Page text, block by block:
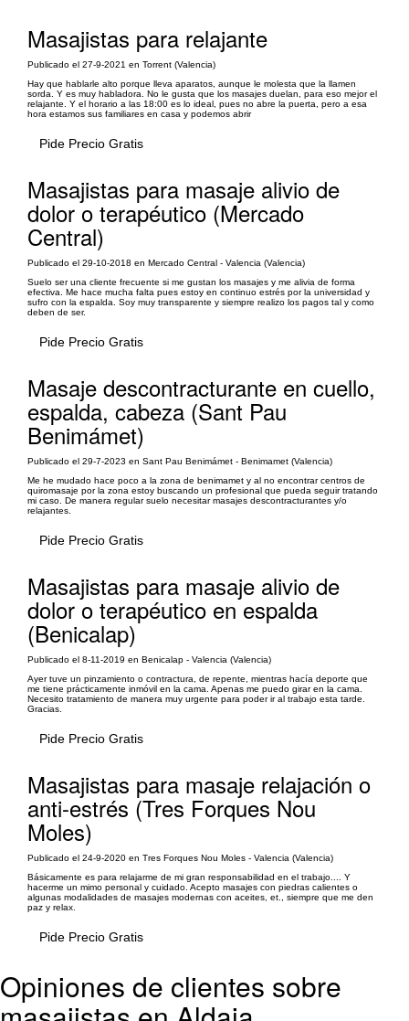
Masajistas para relajante
Publicado el 27-9-2021 en Torrent (Valencia)
Hay que hablarle alto porque lleva aparatos, aunque le molesta que la llamen
sorda. Y es muy habladora. No le gusta que los masajes duelan, para eso mejor el
relajante. Y el horario a las 18:00 es lo ideal, pues no abre la puerta, pero a esa
hora estamos sus familiares en casa y podemos abrir
Pide Precio Gratis
Masajistas para masaje alivio de
dolor o terapéutico (Mercado
Central)
Publicado el 29-10-2018 en Mercado Central - Valencia (Valencia)
Suelo ser una cliente frecuente si me gustan los masajes y me alivia de forma
efectiva. Me hace mucha falta pues estoy en continuo estrés por la universidad y
sufro con la espalda. Soy muy transparente y siempre realizo los pagos tal y como
deben de ser.
Pide Precio Gratis
Masaje descontracturante en cuello,
espalda, cabeza (Sant Pau
Benimámet)
Publicado el 29-7-2023 en Sant Pau Benimámet - Benimamet (Valencia)
Me he mudado hace poco a la zona de benimamet y al no encontrar centros de
quiromasaje por la zona estoy buscando un profesional que pueda seguir tratando
mi caso. De manera regular suelo necesitar masajes descontracturantes y/o
relajantes.
Pide Precio Gratis
Masajistas para masaje alivio de
dolor o terapéutico en espalda
(Benicalap)
Publicado el 8-11-2019 en Benicalap - Valencia (Valencia)
Ayer tuve un pinzamiento o contractura, de repente, mientras hacía deporte que
me tiene prácticamente inmóvil en la cama. Apenas me puedo girar en la cama.
Necesito tratamiento de manera muy urgente para poder ir al trabajo esta tarde.
Gracias.
Pide Precio Gratis
Masajistas para masaje relajación o
anti-estrés (Tres Forques Nou
Moles)
Publicado el 24-9-2020 en Tres Forques Nou Moles - Valencia (Valencia)
Básicamente es para relajarme de mi gran responsabilidad en el trabajo.... Y
hacerme un mimo personal y cuidado. Acepto masajes con piedras calientes o
algunas modalidades de masajes modernas con aceites, et., siempre que me den
paz y relax.
Pide Precio Gratis
Opiniones de clientes sobre